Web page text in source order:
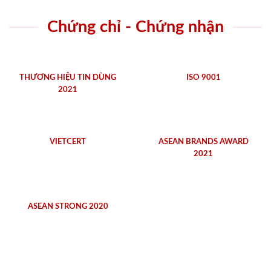
Chứng chỉ - Chứng nhận
THƯƠNG HIỆU TIN DÙNG
2021
ISO 9001
VIETCERT
ASEAN BRANDS AWARD
2021
ASEAN STRONG 2020